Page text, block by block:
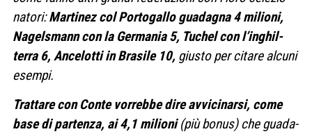
na­tori:Mar­ti­nez col Por­to­gallo gua­da­gna 4 milioni,
Nagel­smann con la Ger­ma­nia 5, Tuchel con l’inghil­
terra 6, Ance­lotti in Bra­sile 10, giu­sto per citare alcuni
esempi.
Trat­tare con Conte vor­rebbe dire avvi­ci­narsi, come
base di par­tenza, ai 4,1 milioni(più bonus) che gua­da­